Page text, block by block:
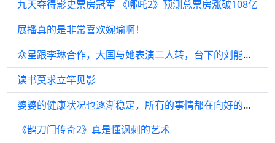
九天夺得影史票房冠军 《哪吒2》预测总票房涨破108亿
展播真的是非常喜欢婉瑜啊！
众星跟李琳合作，大国与她表演二人转，台下的刘能闲不住配起音来
读书莫求立竿见影
婆婆的健康状况也逐渐稳定，所有的事情都在向好的方向发展！
《鹊刀门传奇2》真是懂讽刺的艺术